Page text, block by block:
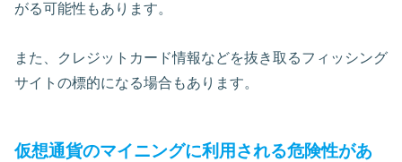
がる可能性もあります。
また、クレジットカード情報などを抜き取るフィッシング
サイトの標的になる場合もあります。
仮想通貨のマイニングに利用される危険性があ